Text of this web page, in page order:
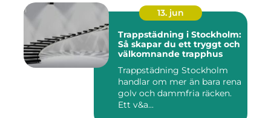
13. jun
Trappstädning i Stockholm:
Så skapar du ett tryggt och
välkomnande trapphus
Trappstädning Stockholm
handlar om mer än bara rena
golv och dammfria räcken.
Ett v&a...